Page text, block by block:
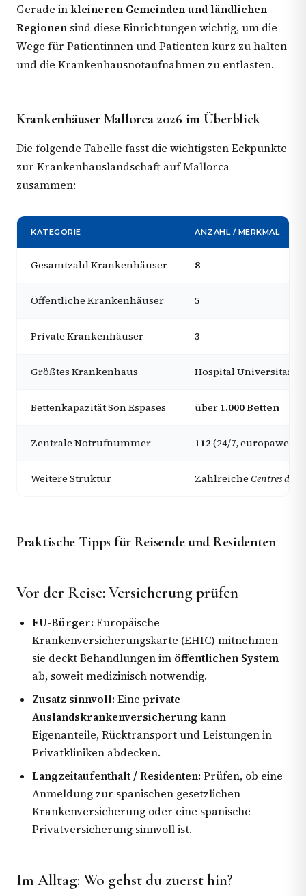
Gerade in kleineren Gemeinden und ländlichen
Regionen sind diese Einrichtungen wichtig, um die
Wege für Patientinnen und Patienten kurz zu halten
und die Krankenhausnotaufnahmen zu entlasten.
Krankenhäuser Mallorca 2026 im Überblick
Die folgende Tabelle fasst die wichtigsten Eckpunkte
zur Krankenhauslandschaft auf Mallorca
zusammen:
KATEGORIE ANZAHL / MERKMAL
Gesamtzahl Krankenhäuser 8
Öffentliche Krankenhäuser 5
Private Krankenhäuser 3
Größtes Krankenhaus Hospital Universitari
Bettenkapazität Son Espases über 1.000 Betten
Zentrale Notrufnummer 112 (24/7, europaweit
Weitere Struktur Zahlreiche Centres de
Praktische Tipps für Reisende und Residenten
Vor der Reise: Versicherung prüfen
EU-Bürger: Europäische
Krankenversicherungskarte (EHIC) mitnehmen –
sie deckt Behandlungen im öffentlichen System
ab, soweit medizinisch notwendig.
Zusatz sinnvoll: Eine private
Auslandskrankenversicherung kann
Eigenanteile, Rücktransport und Leistungen in
Privatkliniken abdecken.
Langzeitaufenthalt / Residenten: Prüfen, ob eine
Anmeldung zur spanischen gesetzlichen
Krankenversicherung oder eine spanische
Privatversicherung sinnvoll ist.
Im Alltag: Wo gehst du zuerst hin?